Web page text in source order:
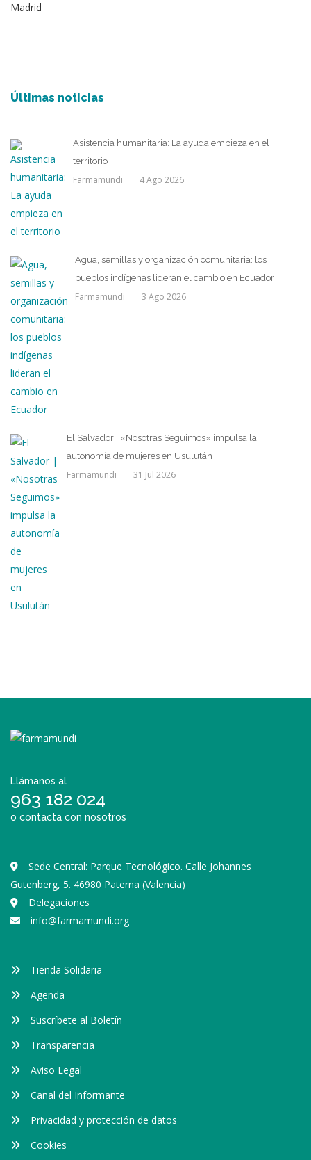
Madrid
Últimas noticias
Asistencia humanitaria: La ayuda empieza en el
territorio
Farmamundi 4 Ago 2026
Agua, semillas y organización comunitaria: los
pueblos indígenas lideran el cambio en Ecuador
Farmamundi 3 Ago 2026
El Salvador | «Nosotras Seguimos» impulsa la
autonomía de mujeres en Usulután
Farmamundi 31 Jul 2026
Llámanos al
963 182 024
o contacta con nosotros
Sede Central: Parque Tecnológico. Calle Johannes
Gutenberg, 5. 46980 Paterna (Valencia)
Delegaciones
info@farmamundi.org
Tienda Solidaria
Agenda
Suscríbete al Boletín
Transparencia
Aviso Legal
Canal del Informante
Privacidad y protección de datos
Cookies